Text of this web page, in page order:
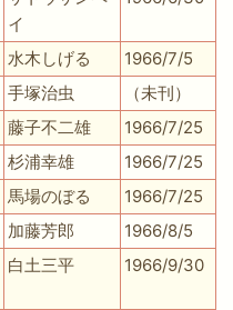
イ
水木しげる
1966/7/5
手塚治虫
（未刊）
藤子不二雄
1966/7/25
杉浦幸雄
1966/7/25
馬場のぼる
1966/7/25
加藤芳郎
1966/8/5
白土三平 1966/9/30